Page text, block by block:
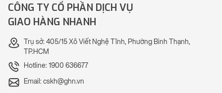
CÔNG TY CỔ PHẦN DỊCH VỤ
GIAO HÀNG NHANH
Trụ sở: 405/15 Xô Viết Nghệ Tĩnh, Phường Bình Thạnh,
TP.HCM
Hotline: 1900 636677
Email: cskh@ghn.vn